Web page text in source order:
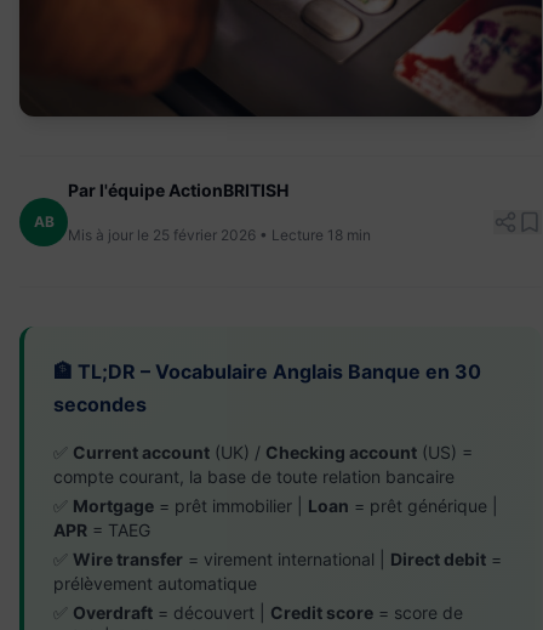
AB
Par l'équipe ActionBRITISH
Mis à jour le 25 février 2026 • Lecture 18 min
🏦 TL;DR – Vocabulaire Anglais Banque en 30
secondes
✅ Current account (UK) / Checking account (US) =
compte courant, la base de toute relation bancaire
✅ Mortgage = prêt immobilier | Loan = prêt générique |
APR = TAEG
✅ Wire transfer = virement international | Direct debit =
prélèvement automatique
✅ Overdraft = découvert | Credit score = score de